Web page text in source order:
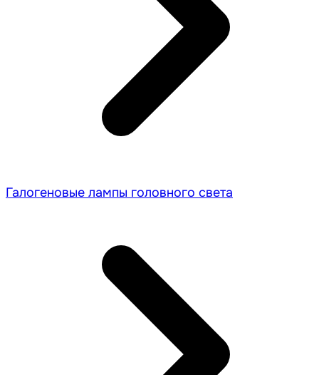
Галогеновые лампы головного света